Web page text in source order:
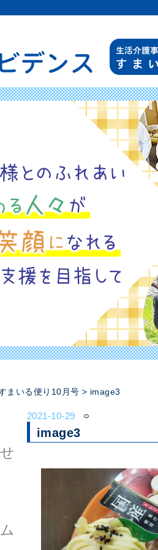
まいる便り10月号 > image3
2021-10-29
image3